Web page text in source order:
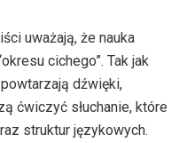
uważają, że nauka
cichego”. Tak jak
dźwięki,
ćwiczyć słuchanie, które
struktur językowych.